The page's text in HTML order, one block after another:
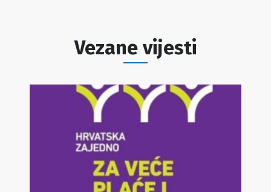
Vezane vijesti